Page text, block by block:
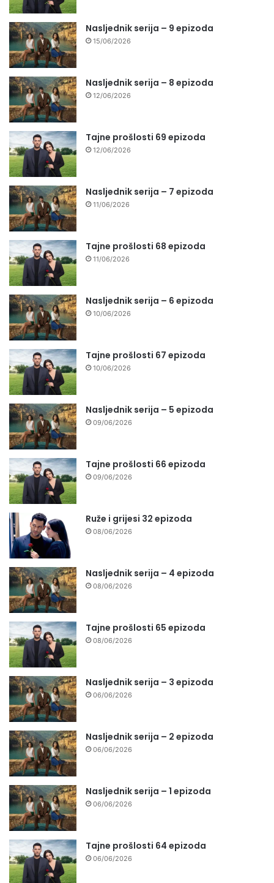
Nasljednik serija – 9 epizoda
15/06/2026
Nasljednik serija – 8 epizoda
12/06/2026
Tajne prošlosti 69 epizoda
12/06/2026
Nasljednik serija – 7 epizoda
11/06/2026
Tajne prošlosti 68 epizoda
11/06/2026
Nasljednik serija – 6 epizoda
10/06/2026
Tajne prošlosti 67 epizoda
10/06/2026
Nasljednik serija – 5 epizoda
09/06/2026
Tajne prošlosti 66 epizoda
09/06/2026
Ruže i grijesi 32 epizoda
08/06/2026
Nasljednik serija – 4 epizoda
08/06/2026
Tajne prošlosti 65 epizoda
08/06/2026
Nasljednik serija – 3 epizoda
06/06/2026
Nasljednik serija – 2 epizoda
06/06/2026
Nasljednik serija – 1 epizoda
06/06/2026
Tajne prošlosti 64 epizoda
06/06/2026